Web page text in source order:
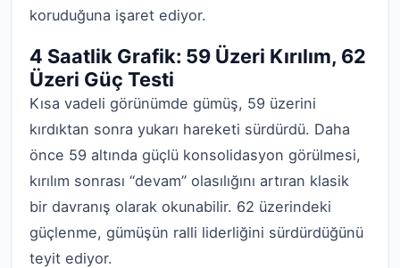
koruduğuna işaret ediyor.
4 Saatlik Grafik: 59 Üzeri Kırılım, 62
Üzeri Güç Testi
Kısa vadeli görünümde gümüş, 59 üzerini
kırdıktan sonra yukarı hareketi sürdürdü. Daha
önce 59 altında güçlü konsolidasyon görülmesi,
kırılım sonrası “devam” olasılığını artıran klasik
bir davranış olarak okunabilir. 62 üzerindeki
güçlenme, gümüşün ralli liderliğini sürdürdüğünü
teyit ediyor.